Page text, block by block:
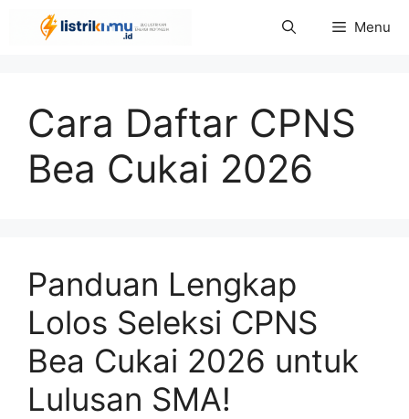
Langsung
Menu
Cara Daftar CPNS
Bea Cukai 2026
Panduan Lengkap
Lolos Seleksi CPNS
Bea Cukai 2026 untuk
Lulusan SMA!